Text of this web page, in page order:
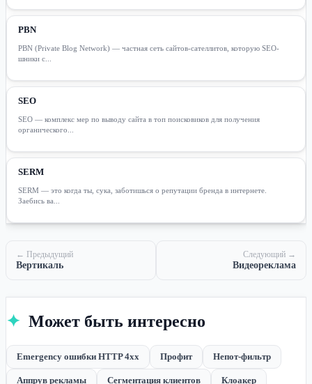
PBN
PBN (Private Blog Network) — частная сеть сайтов-сателлитов, которую SEO-
шники с...
SEO
SEO — комплекс мер по выводу сайта в топ поисковиков для получения
органического...
SERM
SERM — это когда ты, сука, заботишься о репутации бренда в интернете.
Заебись ва...
← Предыдущий
Вертикаль
Следующий →
Видеореклама
✦ Может быть интересно
Emergency ошибки HTTP 4xx Профит Непот-фильтр
Аппрув рекламы Сегментация клиентов Клоакер